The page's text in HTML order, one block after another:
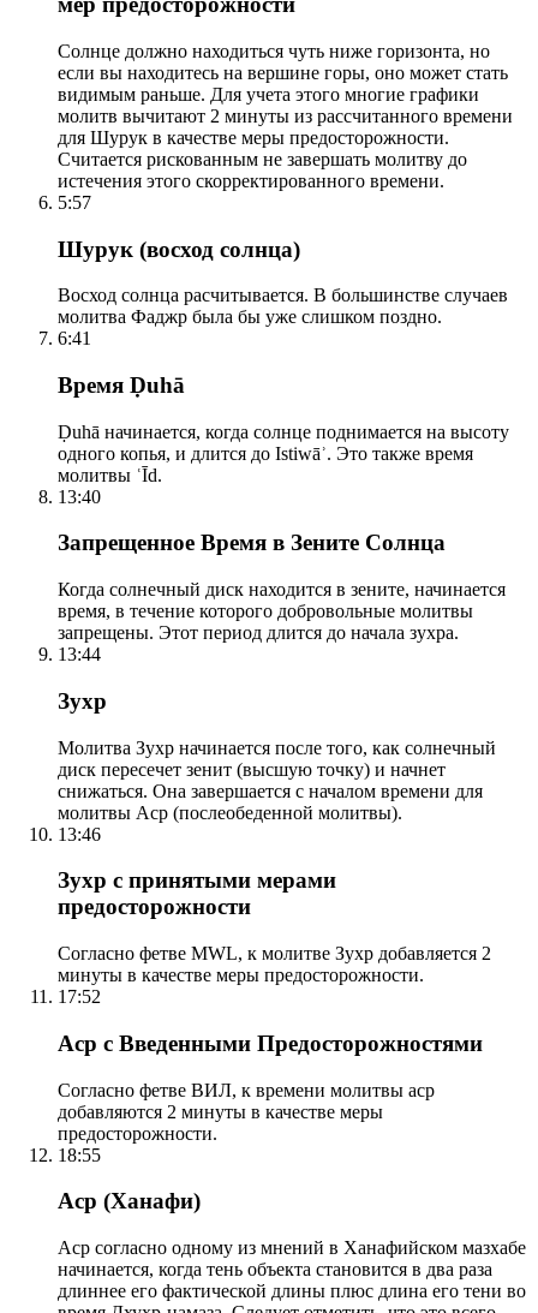
Солнце должно находиться чуть ниже горизонта, но
если вы находитесь на вершине горы, оно может стать
видимым раньше. Для учета этого многие графики
молитв вычитают 2 минуты из рассчитанного времени
для Шурук в качестве меры предосторожности.
Считается рискованным не завершать молитву до
истечения этого скорректированного времени.
5:57
Шурук (восход солнца)
Восход солнца расчитывается. В большинстве случаев
молитва Фаджр была бы уже слишком поздно.
6:41
Время Ḍuhā
Ḍuhā начинается, когда солнце поднимается на высоту
одного копья, и длится до Istiwāʾ. Это также время
молитвы ʿĪd.
13:40
Запрещенное Время в Зените Солнца
Когда солнечный диск находится в зените, начинается
время, в течение которого добровольные молитвы
запрещены. Этот период длится до начала зухра.
13:44
Зухр
Молитва Зухр начинается после того, как солнечный
диск пересечет зенит (высшую точку) и начнет
снижаться. Она завершается с началом времени для
молитвы Аср (послеобеденной молитвы).
13:46
Зухр с принятыми мерами
предосторожности
Согласно фетве MWL, к молитве Зухр добавляется 2
минуты в качестве меры предосторожности.
17:52
Аср с Введенными Предосторожностями
Согласно фетве ВИЛ, к времени молитвы аср
добавляются 2 минуты в качестве меры
предосторожности.
18:55
Аср (Ханафи)
Аср согласно одному из мнений в Ханафийском мазхабе
начинается, когда тень объекта становится в два раза
длиннее его фактической длины плюс длина его тени во